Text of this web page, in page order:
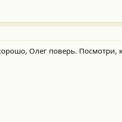
Олег поверь. Посмотри,